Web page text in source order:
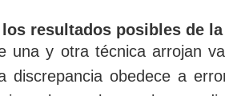
los resultados posibles de
una y otra técnica arrojan
discrepancia obedece a